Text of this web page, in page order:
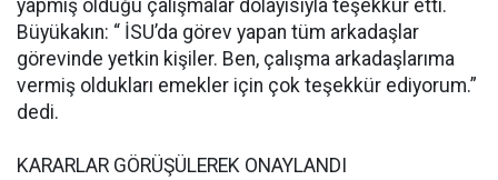
yapmış olduğu çalışmalar dolayısıyla teşekkür etti.
Büyükakın: “ İSU’da görev yapan tüm arkadaşlar
görevinde yetkin kişiler. Ben, çalışma arkadaşlarıma
vermiş oldukları emekler için çok teşekkür ediyorum.”
dedi.
KARARLAR GÖRÜŞÜLEREK ONAYLANDI